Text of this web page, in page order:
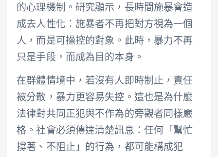
的心理機制。研究顯示，長時間施暴會造
成去人性化：施暴者不再把對方視為一個
人，而是可操控的對象。此時，暴力不再
只是手段，而成為目的本身。
在群體情境中，若沒有人即時制止，責任
被分散，暴力更容易失控。這也是為什麼
法律對共同正犯與不作為的旁觀者同樣嚴
格。社會必須傳達清楚訊息：任何「幫忙
撐著、不阻止」的行為，都可能構成犯